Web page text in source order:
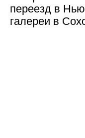
переезд в
галереи в